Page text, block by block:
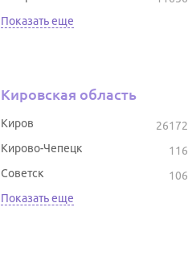
Показать еще
Кировская область
26172
Киров
116
Кирово-Чепецк
106
Советск
Показать еще